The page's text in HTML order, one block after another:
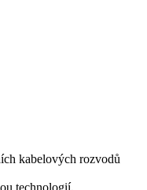
kabelových rozvodů
technologií,